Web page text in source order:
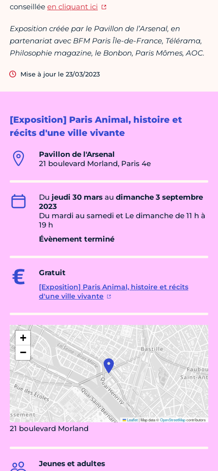
[Exposition] Paris Animal, histoire et
récits d'une ville vivante
Pavillon de l'Arsenal
21 boulevard Morland, Paris 4e
Du jeudi 30 mars au dimanche 3 septembre
2023
Du mardi au samedi et Le dimanche de 11 h à
19 h
Évènement terminé
Gratuit
[Exposition] Paris Animal, histoire et récits
d'une ville vivante
+
−
Leaflet|Map data ©OpenStreetMapcontributors
21 boulevard Morland
Jeunes et adultes
conseillée en cliquant ici
Exposition créée par le Pavillon de l’Arsenal, en
partenariat avec BFM Paris Île-de-France, Télérama,
Philosophie magazine, le Bonbon, Paris Mômes, AOC.
Mise à jour le 23/03/2023